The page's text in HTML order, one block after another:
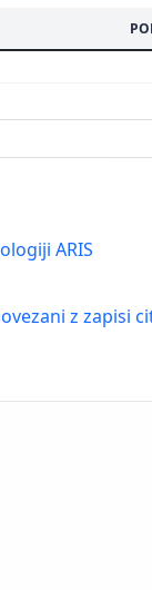
ARIS
z zapisi